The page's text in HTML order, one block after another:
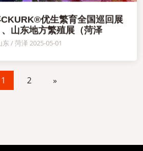
优生繁育全国巡回展
、山东地方繁殖展（菏泽
东 / 菏泽 2025-05-01
1 2 »